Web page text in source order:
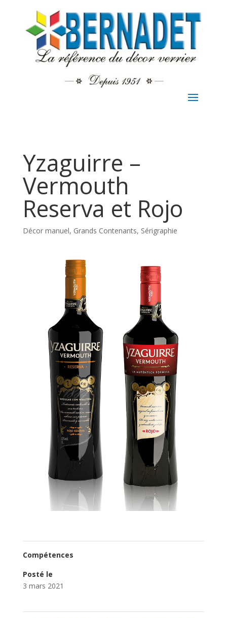
Yzaguirre –
Vermouth
Reserva et Rojo
Décor manuel, Grands Contenants, Sérigraphie
Compétences
Posté le
3 mars 2021